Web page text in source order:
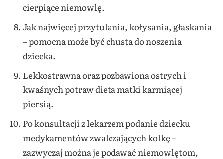
cierpiące niemowlę.
Jak najwięcej przytulania, kołysania, głaskania
– pomocna może być chusta do noszenia
dziecka.
Lekkostrawna oraz pozbawiona ostrych i
kwaśnych potraw dieta matki karmiącej
piersią.
Po konsultacji z lekarzem podanie dziecku
medykamentów zwalczających kolkę –
zazwyczaj można je podawać niemowlętom,